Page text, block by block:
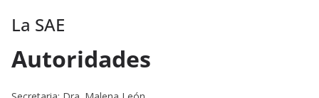
La SAE
Autoridades